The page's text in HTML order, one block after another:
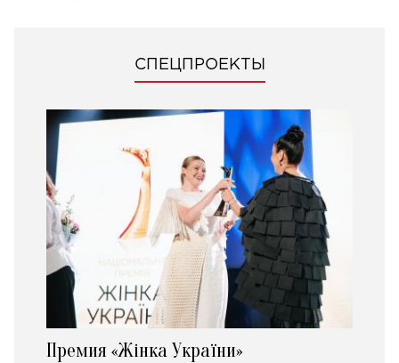
СПЕЦПРОЕКТЫ
Премия «Жінка України»